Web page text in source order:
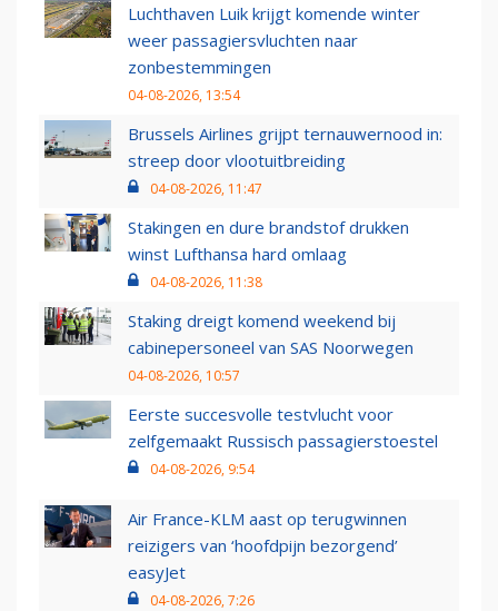
Luchthaven Luik krijgt komende winter
weer passagiersvluchten naar
zonbestemmingen
04-08-2026, 13:54
Brussels Airlines grijpt ternauwernood in:
streep door vlootuitbreiding
04-08-2026, 11:47
Stakingen en dure brandstof drukken
winst Lufthansa hard omlaag
04-08-2026, 11:38
Staking dreigt komend weekend bij
cabinepersoneel van SAS Noorwegen
04-08-2026, 10:57
Eerste succesvolle testvlucht voor
zelfgemaakt Russisch passagierstoestel
04-08-2026, 9:54
Air France-KLM aast op terugwinnen
reizigers van ‘hoofdpijn bezorgend’
easyJet
04-08-2026, 7:26